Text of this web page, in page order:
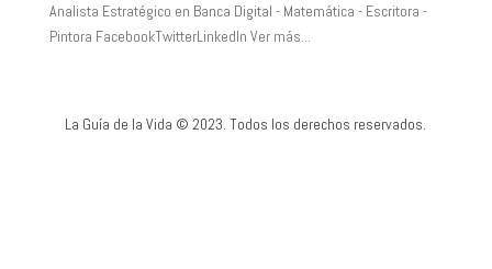
Analista Estratégico en Banca Digital - Matemática - Escritora -
Pintora FacebookTwitterLinkedIn Ver más...
La Guía de la Vida © 2023. Todos los derechos reservados.